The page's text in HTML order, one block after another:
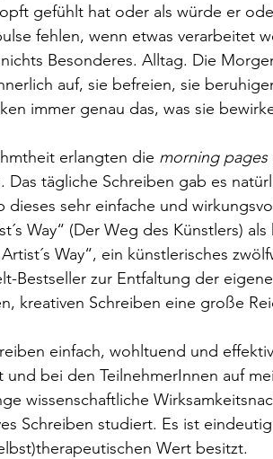
gefühlt hat oder als würde er
fehlen, wenn etwas verarbeitet
Besonderes. Alltag. Die
auf, sie befreien, sie
immer genau das, was sie
erlangten die morning pages
Das tägliche Schreiben gab es
dieses sehr einfache und
Way“ (Der Weg des Künstlers)
Way“, ein künstlerisches
Bestseller zur Entfaltung der
kreativen Schreiben eine große
einfach, wohltuend und
und bei den TeilnehmerInnen auf
wissenschaftliche
Schreiben studiert. Es ist
Wert besitzt.